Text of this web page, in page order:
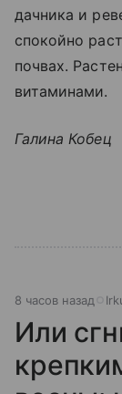
дачника и
спокойно
почвах.
витаминами.
Галина Кобец
8 часов назад
Или